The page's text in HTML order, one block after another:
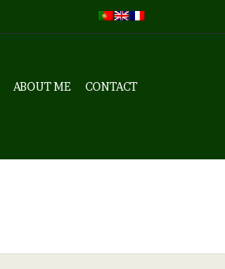
ABOUT ME CONTACT